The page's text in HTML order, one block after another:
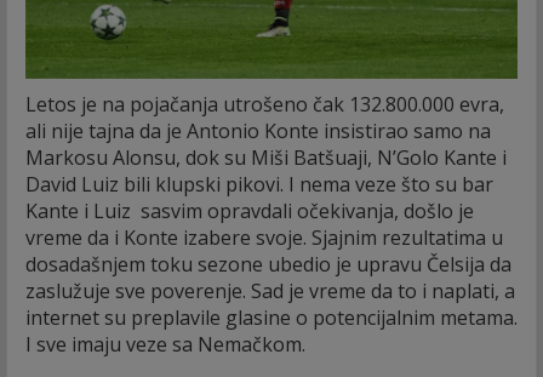
Letos je na pojačanja utrošeno čak 132.800.000 evra,
ali nije tajna da je Antonio Konte insistirao samo na
Markosu Alonsu, dok su Miši Batšuaji, N’Golo Kante i
David Luiz bili klupski pikovi. I nema veze što su bar
Kante i Luiz sasvim opravdali očekivanja, došlo je
vreme da i Konte izabere svoje. Sjajnim rezultatima u
dosadašnjem toku sezone ubedio je upravu Čelsija da
zaslužuje sve poverenje. Sad je vreme da to i naplati, a
internet su preplavile glasine o potencijalnim metama.
I sve imaju veze sa Nemačkom.